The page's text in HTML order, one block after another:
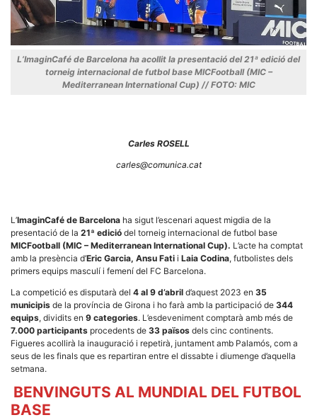
L’ImaginCafé de Barcelona ha acollit la presentació del 21ª edició del
torneig internacional de futbol base MICFootball (MIC –
Mediterranean International Cup) // FOTO: MIC
Carles ROSELL
carles@comunica.cat
L’ImaginCafé de Barcelona ha sigut l’escenari aquest migdia de la
presentació de la 21ª edició del torneig internacional de futbol base
MICFootball (MIC – Mediterranean International Cup). L’acte ha comptat
amb la presència d’Eric Garcia, Ansu Fati i Laia Codina, futbolistes dels
primers equips masculí i femení del FC Barcelona.
La competició es disputarà del 4 al 9 d’abril d’aquest 2023 en 35
municipis de la província de Girona i ho farà amb la participació de 344
equips, dividits en 9 categories. L’esdeveniment comptarà amb més de
7.000 participants procedents de 33 països dels cinc continents.
Figueres acollirà la inauguració i repetirà, juntament amb Palamós, com a
seus de les finals que es repartiran entre el dissabte i diumenge d’aquella
setmana.
BENVINGUTS AL MUNDIAL DEL FUTBOL
BASE
Necessàries
Aquestes
cookies no
són
són
necessàries
per al
funcionament
Recopilem
del lloc web
per a millorar
la funcionalitat
i la seva
estructura.
Experiència
d'usuari
Alguns
components
tècnics del
dades en el seu
dispositiu que